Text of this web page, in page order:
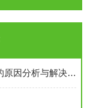
管道阀门跑油、 冒油、 滴油、 漏油的原因分析与解决办法